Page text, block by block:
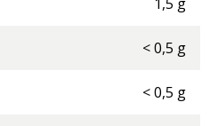
<0,5 g
<0,5 g